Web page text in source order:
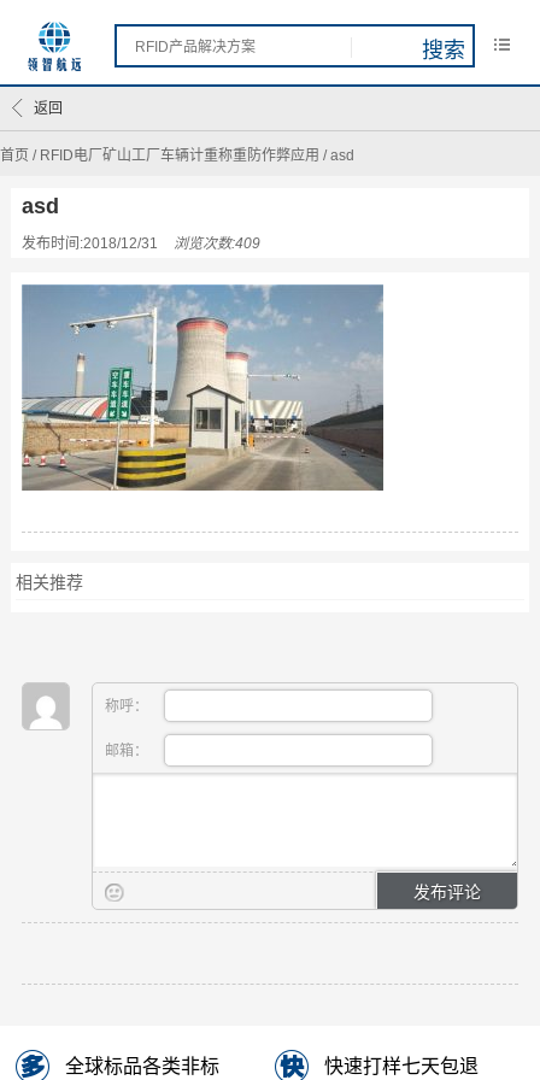
首页 / RFID电厂矿山工厂车辆计重称重防作弊应用 /asd
返回
asd
发布时间:2018/12/31 浏览次数:409
相关推荐
称呼：
邮箱：
全球标品各类非标 快速打样七天包退